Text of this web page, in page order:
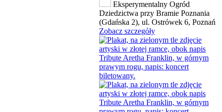
Eksperymentalny Ogród
Dziedzictwa przy Bramie Poznania
(Gdańska 2), ul. Ostrówek 6, Poznań
Zobacz szczegóły